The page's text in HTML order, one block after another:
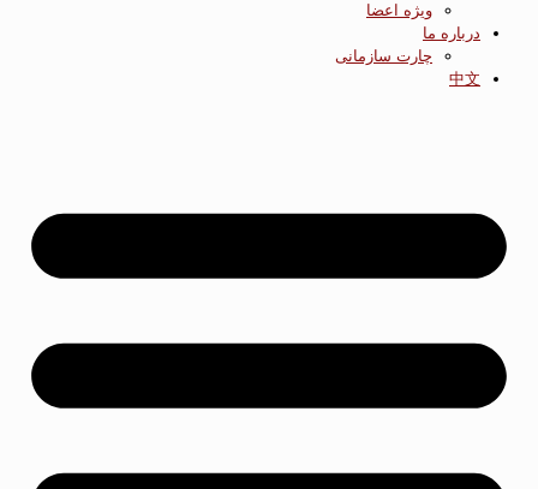
ویژه اعضا
درباره ما
چارت سازمانی
中文